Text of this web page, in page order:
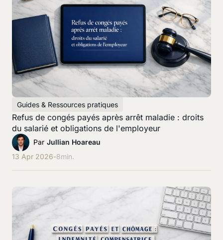
Guides & Ressources pratiques
Refus de congés payés après arrêt maladie : droits
du salarié et obligations de l'employeur
Par Jullian Hoareau
13 Apr 2026-8min.